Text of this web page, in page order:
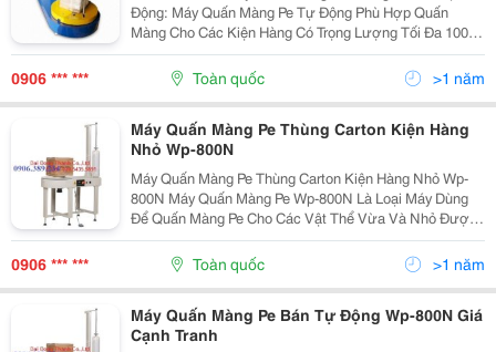
Động: Máy Quấn Màng Pe Tự Động Phù Hợp Quấn
Màng Cho Các Kiện Hàng Có Trọng Lượng Tối Đa 100
Kg. Máy Quấn Màng Pe Thùng Carton Cho Các Kiện
Hàng Nhỏ Được Thiết Kế Đặc Trưng Với Bộ Phận
Khung Giúp Giữ...
0906 *** *** Toàn quốc >1 năm
Máy Quấn Màng Pe Thùng Carton Kiện Hàng
Nhỏ Wp-800N
Máy Quấn Màng Pe Thùng Carton Kiện Hàng Nhỏ Wp-
800N Máy Quấn Màng Pe Wp-800N Là Loại Máy Dùng
Để Quấn Màng Pe Cho Các Vật Thể Vừa Và Nhỏ Được
Đóng Gói Trong Hộp Carton Hoặc Xếp Trực Tiếp Lên Bệ
Quay Mà Không Cần Pallet. Máy Được Thiết Kế Đặc
0906 *** *** Toàn quốc >1 năm
Máy Quấn Màng Pe Bán Tự Động Wp-800N Giá
Cạnh Tranh